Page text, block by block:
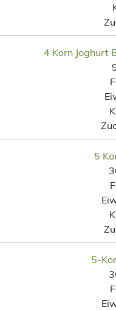
4 Korn Joghurt
5
5-